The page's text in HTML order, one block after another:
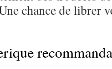
chance de librer